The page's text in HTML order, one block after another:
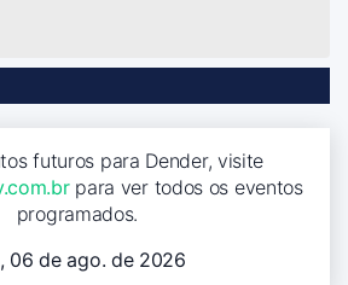
futuros para Dender, visite
para ver todos os eventos
programados.
06 de ago. de 2026